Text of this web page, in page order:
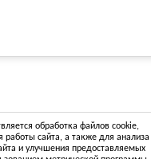
обработка файлов cookie,
работы сайта, а также для анализа
и улучшения предоставляемых